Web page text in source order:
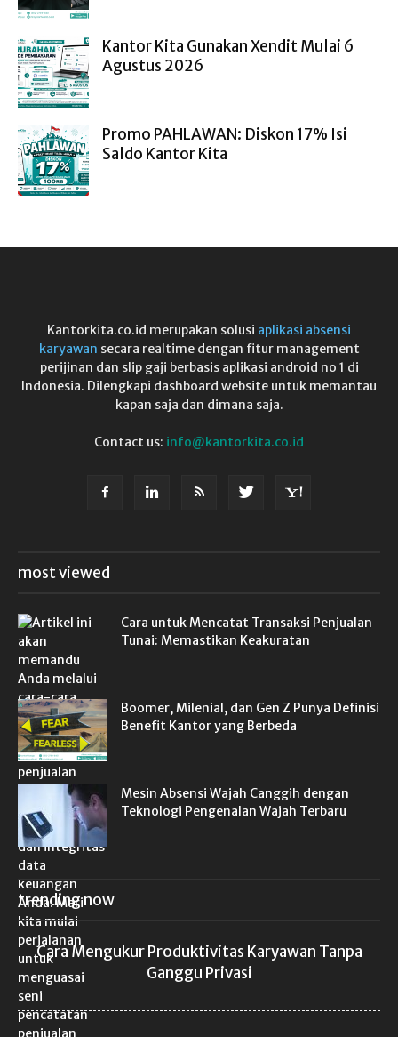
Kantor Kita Gunakan Xendit Mulai 6
Agustus 2026
Promo PAHLAWAN: Diskon 17% Isi
Saldo Kantor Kita
Kantorkita.co.id merupakan solusi aplikasi absensi
karyawan secara realtime dengan fitur management
perijinan dan slip gaji berbasis aplikasi android no 1 di
Indonesia. Dilengkapi dashboard website untuk memantau
kapan saja dan dimana saja.
Contact us: info@kantorkita.co.id
most viewed
Cara untuk Mencatat Transaksi Penjualan
Tunai: Memastikan Keakuratan
Boomer, Milenial, dan Gen Z Punya Definisi
Benefit Kantor yang Berbeda
Mesin Absensi Wajah Canggih dengan
Teknologi Pengenalan Wajah Terbaru
trending now
Cara Mengukur Produktivitas Karyawan Tanpa
Ganggu Privasi